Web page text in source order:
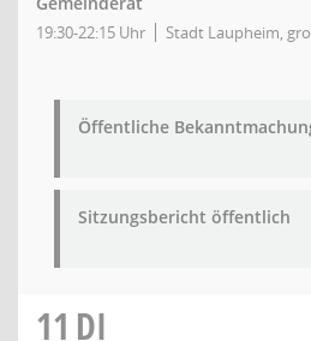
19:30-22:15 Uhr Stadt Laupheim,
Öffentliche
Sitzungsbericht öffentlich
11 DI